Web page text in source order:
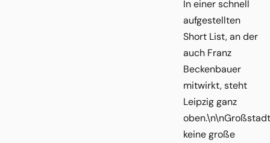
In einer schnell
aufgestellten
Short List, an der
auch Franz
Beckenbauer
mitwirkt, steht
Leipzig ganz
keine große